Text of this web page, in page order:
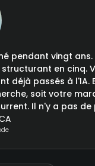
pendant vingt ans.
en cinq.
déjà passés à l'IA.
soit votre
Il n'y a pas de